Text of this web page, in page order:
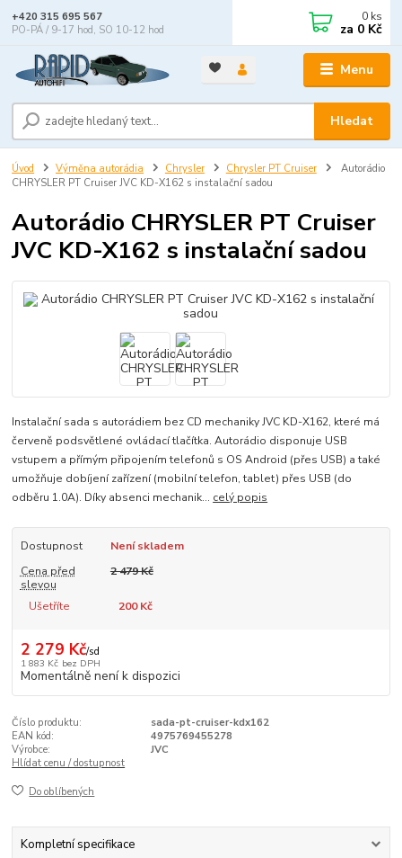
Menu
Hledat
+420 315 695 567
PO-PÁ / 9-17 hod, SO 10-12 hod
0 ks
za 0 Kč
Úvod Výměna autorádia Chrysler Chrysler PT Cruiser
Autorádio
CHRYSLER PT Cruiser JVC KD-X162 s instalační sadou
Autorádio CHRYSLER PT Cruiser
JVC KD-X162 s instalační sadou
Instalační sada s autorádiem bez CD mechaniky JVC KD-X162, které má
červeně podsvětlené ovládací tlačítka. Autorádio disponuje USB
vstupem a přímým připojením telefonů s OS Android (přes USB) a také
umožňuje dobíjení zařízení (mobilní telefon, tablet) přes USB (do
odběru 1.0A). Díky absenci mechanik... celý popis
Dostupnost
Není skladem
Cena před
slevou
2 479 Kč
Ušetříte 200 Kč
2 279 Kč/sd
1 883 Kč bez DPH
Momentálně není k dispozici
Číslo produktu:
sada-pt-cruiser-kdx162
EAN kód:
4975769455278
Výrobce:
JVC
Hlídat cenu / dostupnost
Do oblíbených
Kompletní specifikace